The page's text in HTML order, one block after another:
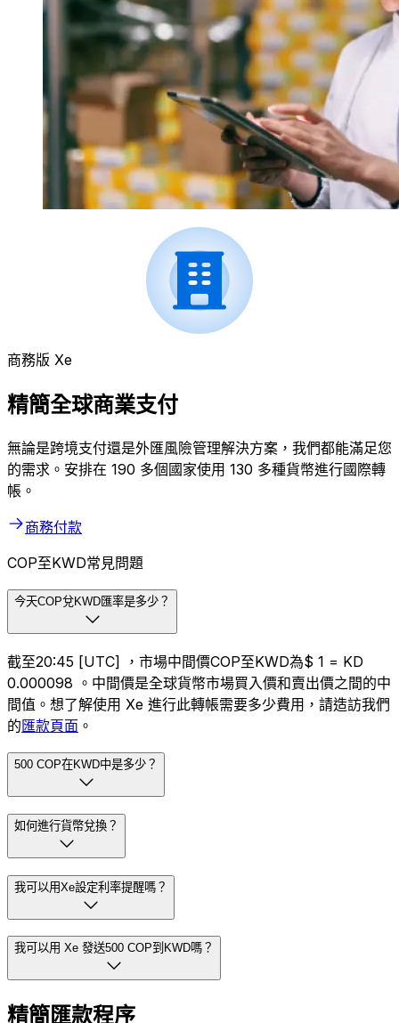
商務版 Xe
精簡全球商業支付
無論是跨境支付還是外匯風險管理解決方案，我們都能滿足您
的需求。安排在 190 多個國家使用 130 多種貨幣進行國際轉
帳。
商務付款
COP至KWD常見問題
今天COP兌KWD匯率是多少？
截至20:45 [UTC] ，市場中間價COP至KWD為$ 1 = KD
0.000098 。中間價是全球貨幣市場買入價和賣出價之間的中
間值。想了解使用 Xe 進行此轉帳需要多少費用，請造訪我們
的匯款頁面 。
500 COP在KWD中是多少？
如何進行貨幣兌換？
我可以用Xe設定利率提醒嗎？
我可以用 Xe 發送500 COP到KWD嗎？
精簡匯款程序